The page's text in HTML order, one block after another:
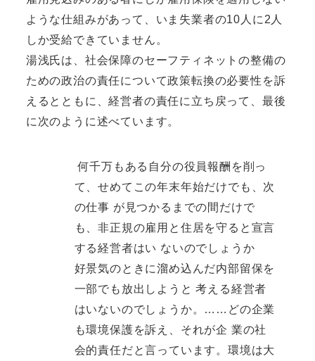
ような仕組みがあって、いま失業者の10人に2人
しか受給できていません。
湯浅氏は、社会保障のセーフティネットの整備の
ための政治の責任について政策転換の必要性を訴
えるとともに、経営者の責任に立ち戻って、最後
に次のように述べています。
何千万もある自分の役員報酬を削っ
て、せめてこの年末年始だけでも、次
の仕事 が見つかるまでの間だけで
も、非正規の雇用と住居を守ると宣言
する経営者はい ないのでしょうか
好景気のときに溜め込んだ内部留保を
一部でも放出しようと 考える経営者
はいないのでしょうか。……どの企業
も環境保護を訴え、それが企 業の社
会的責任だと言っています。環境は大